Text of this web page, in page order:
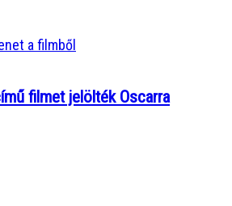
filmet jelölték Oscarra